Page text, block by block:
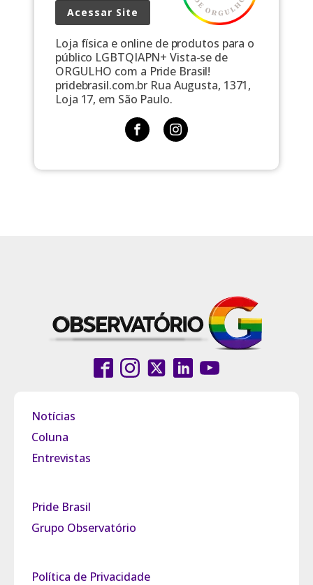
Acessar Site
Loja física e online de produtos para o
público LGBTQIAPN+ Vista-se de
ORGULHO com a Pride Brasil!
pridebrasil.com.br Rua Augusta, 1371,
Loja 17, em São Paulo.
Notícias
Coluna
Entrevistas
Pride Brasil
Grupo Observatório
Política de Privacidade